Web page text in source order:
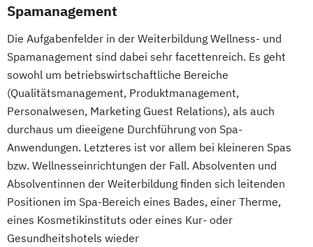
Fachkraft für Betriebliches
Gesundheitsmanagement
Fachtrainer/in für Sportrehabilitation
Fachwirt/in für Prävention und
Gesundheitsförderung (IHK)
Fachwirt/in im Gesundheits- und
Sozialwesen (IHK)
Food Coach
Ganzheitlicher Ernährungsberater
Geprüfter Ernährungsfachwirt
Geprüfter Fachwirt für Prävention und
Gesundheitsförderung (IHK)
Spamanagement
Die Aufgabenfelder in der Weiterbildung Wellness- und
Spamanagement sind dabei sehr facettenreich. Es geht
sowohl um betriebswirtschaftliche Bereiche
(Qualitätsmanagement, Produktmanagement,
Personalwesen, Marketing Guest Relations), als auch
durchaus um dieeigene Durchführung von Spa-
Anwendungen. Letzteres ist vor allem bei kleineren Spas
bzw. Wellnesseinrichtungen der Fall. Absolventen und
Absolventinnen der Weiterbildung finden sich leitenden
Positionen im Spa-Bereich eines Bades, einer Therme,
eines Kosmetikinstituts oder eines Kur- oder
Gesundheitshotels wieder